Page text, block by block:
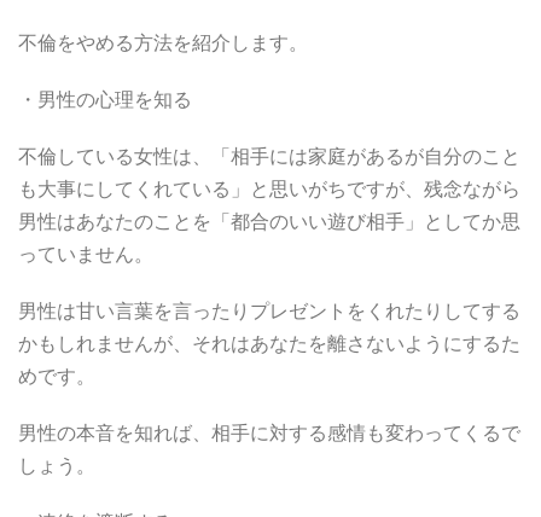
不倫をやめる方法を紹介します。
・男性の心理を知る
不倫している女性は、「相手には家庭があるが自分のこと
も大事にしてくれている」と思いがちですが、残念ながら
男性はあなたのことを「都合のいい遊び相手」としてか思
っていません。
男性は甘い言葉を言ったりプレゼントをくれたりしてする
かもしれませんが、それはあなたを離さないようにするた
めです。
男性の本音を知れば、相手に対する感情も変わってくるで
しょう。